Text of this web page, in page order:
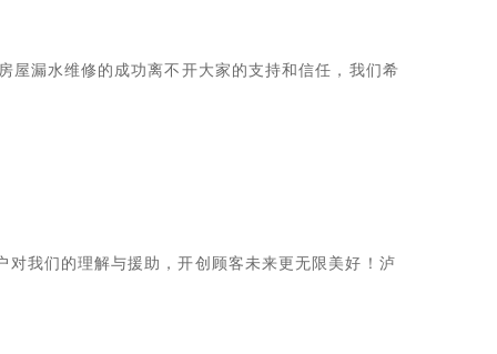
屋漏水维修的成功离不开大家的支持和信任，我们希
我们的理解与援助，开创顾客未来更无限美好！泸